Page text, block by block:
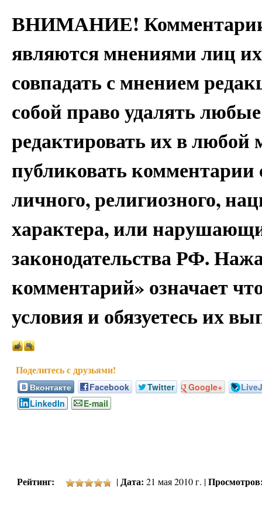
ВНИМАНИЕ! Комментарии
являются мнениями лиц
совпадать с мнением
собой право удалять
редактировать их в
публиковать
личного, религиозного,
характера, или
законодательства РФ.
комментарий» означает
условия и обязуетесь их
Вконтакте Facebook Twitter Google+
LinkedIn
E-mail
Рейтинг: |Дата: 21 мая 2010 г. |